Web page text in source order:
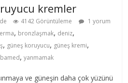
kremler
4142 Görüntüleme
1 yorum
, bronzlaşmak, deniz,
, güneş koruyucu, güneş kremi,
,yanmamak
ve güneşin daha çok yüzünü